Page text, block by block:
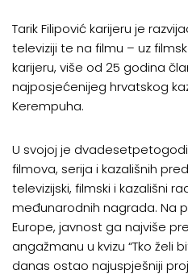
Tarik Filipović karijeru je
televiziji te na filmu – uz
karijeru, više od 25 godina
najposjećenijeg hrvatskog
Kerempuha.
U svojoj je
filmova, serija i kazališnih
televizijski, filmski i kazališni
međunarodnih nagrada. Na
Europe, javnost ga najviše
angažmanu u kvizu “Tko želi
danas ostao najuspješniji